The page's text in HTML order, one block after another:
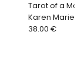
Tarot of a
Karen Marie
38.00 €